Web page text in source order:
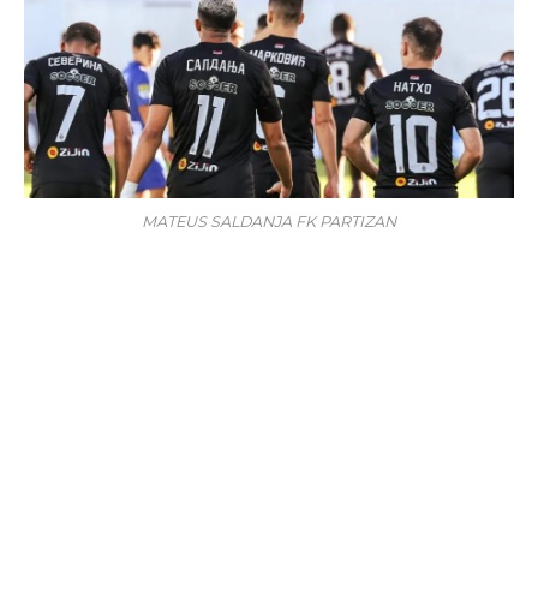
MATEUS SALDANJA FK PARTIZAN